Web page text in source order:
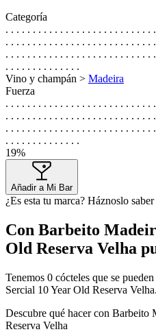
Categoría
. . . . . . . . . . . . . . . . . . . . . . . . . . .
. . . . . . . . . . . . . . . . . . . . . . . . . . .
. . . . . . . . . . . . . . . . . . . . . . . . . . .
. . . . . . . . . . . . . .
Vino y champán > Madeira
Fuerza
. . . . . . . . . . . . . . . . . . . . . . . . . . .
. . . . . . . . . . . . . . . . . . . . . . . . . . .
. . . . . . . . . . . . . . . . . . . . . . . . . . .
. . . . . . . . . . . . . .
19%
Añadir a Mi Bar
¿Es esta tu marca? Háznoslo saber
Con Barbeito
Old Reserva Velha
Tenemos 0 cócteles que se
Sercial 10 Year Old Reserva Velha.
Descubre qué hacer con Barbeito
Reserva Velha